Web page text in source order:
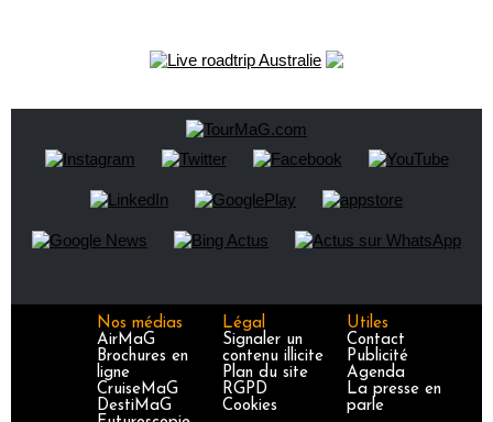
Nos médias
AirMaG
Brochures en
ligne
CruiseMaG
DestiMaG
Légal
Signaler un
contenu illicite
Plan du site
RGPD
Cookies
Utiles
Contact
Publicité
Agenda
La presse en
parle